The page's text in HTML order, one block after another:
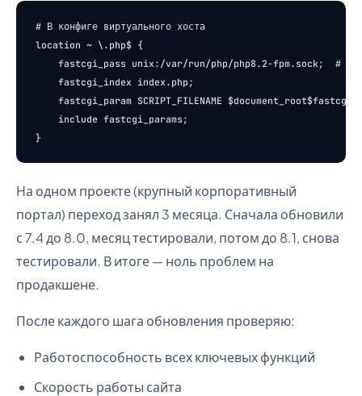
# В конфиге виртуального хоста
location ~ \.php$ {
fastcgi_pass unix:/var/run/php/php8.2-fpm.sock;  #
    fastcgi_index index.php;
fastcgi_param SCRIPT_FILENAME
    include fastcgi_params;
На одном проекте (крупный корпоративный
портал) переход занял 3 месяца. Сначала обновили
с 7.4 до 8.0, месяц тестировали, потом до 8.1, снова
тестировали. В итоге — ноль проблем на
продакшене.
После каждого шага обновления проверяю:
Работоспособность всех ключевых функций
Скорость работы сайта